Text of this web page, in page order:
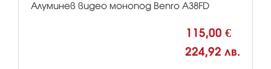
Алуминев видео монопод Benro A38FD
115,00 €
224,92 лв.